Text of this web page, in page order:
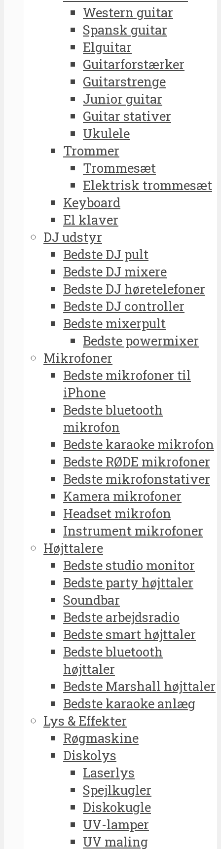
Western guitar
Spansk guitar
Elguitar
Guitarforstærker
Guitarstrenge
Junior guitar
Guitar stativer
Ukulele
Trommer
Trommesæt
Elektrisk trommesæt
Keyboard
El klaver
DJ udstyr
Bedste DJ pult
Bedste DJ mixere
Bedste DJ høretelefoner
Bedste DJ controller
Bedste mixerpult
Bedste powermixer
Mikrofoner
Bedste mikrofoner til
iPhone
Bedste bluetooth
mikrofon
Bedste karaoke mikrofon
Bedste RØDE mikrofoner
Bedste mikrofonstativer
Kamera mikrofoner
Headset mikrofon
Instrument mikrofoner
Højttalere
Bedste studio monitor
Bedste party højttaler
Soundbar
Bedste arbejdsradio
Bedste smart højttaler
Bedste bluetooth
højttaler
Bedste Marshall højttaler
Bedste karaoke anlæg
Lys & Effekter
Røgmaskine
Diskolys
Laserlys
Spejlkugler
Diskokugle
UV-lamper
UV maling